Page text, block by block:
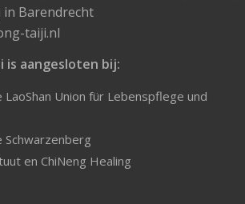
in Barendrecht
taiji.nl
is aangesloten bij:
Union für Lebenspflege und
en ChiNeng Healing